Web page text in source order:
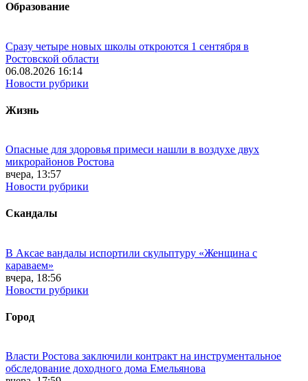
Образование
Сразу четыре новых школы откроются 1 сентября в
Ростовской области
06.08.2026 16:14
Новости рубрики
Жизнь
Опасные для здоровья примеси нашли в воздухе двух
микрорайонов Ростова
вчера, 13:57
Новости рубрики
Скандалы
В Аксае вандалы испортили скульптуру «Женщина с
караваем»
вчера, 18:56
Новости рубрики
Город
Власти Ростова заключили контракт на инструментальное
обследование доходного дома Емельянова